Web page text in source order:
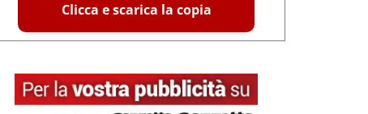
Clicca e scarica la copia